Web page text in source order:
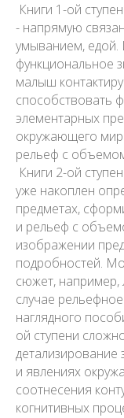
Книги 1-ой
- напрямую
умыванием, едой.
функциональное
малыш
способствовать
элементарных
окружающего
рельеф с
Книги 2-ой
уже накоплен
предметах,
и рельеф с
изображении
подробностей.
сюжет, например,
случае
наглядного
ой ступени
детализирование
и явлениях
соотнесения
когнитивных